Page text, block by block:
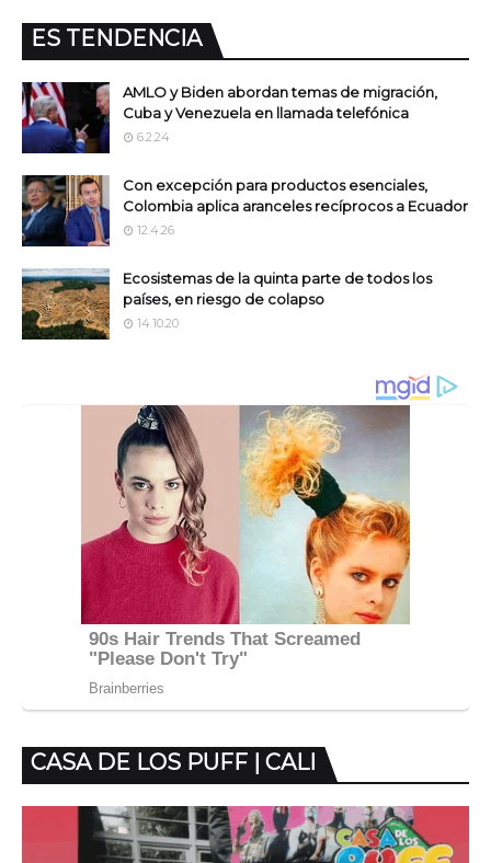
ES TENDENCIA
AMLO y Biden abordan temas de migración,
Cuba y Venezuela en llamada telefónica
6.2.24
Con excepción para productos esenciales,
Colombia aplica aranceles recíprocos a Ecuador
12.4.26
Ecosistemas de la quinta parte de todos los
países, en riesgo de colapso
14.10.20
CASA DE LOS PUFF | CALI